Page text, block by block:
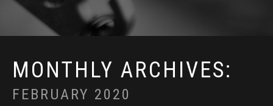
MONTHLY ARCHIVES:
FEBRUARY 2020